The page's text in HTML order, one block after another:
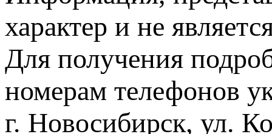
характер и не
Для получения
номерам телефонов
г. Новосибирск, ул.